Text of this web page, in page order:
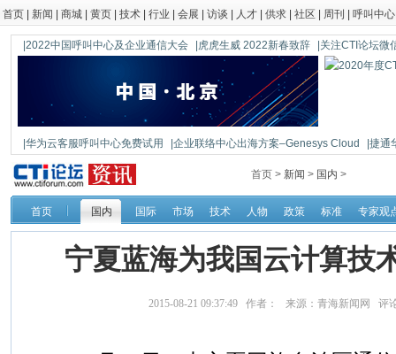
首页 新闻 商城 黄页 技术 行业 会展 访谈 人才 供求 社区 周刊 呼叫中心
|2022中国呼叫中心及企业通信大会 |虎虎生威 2022新春致辞 |关注CTI论坛微
|华为云客服呼叫中心免费试用 |企业联络中心出海方案–Genesys Cloud
|捷通
|鼎信通达新一代语音网关DAG1000-4S
首页 > 新闻 > 国内 >
首页 国内 国际 市场 技术 人物 政策 标准 专家观
宁夏蓝海为我国云计算技
2015-08-21 09:37:49 作者： 来源：青海新闻网 评